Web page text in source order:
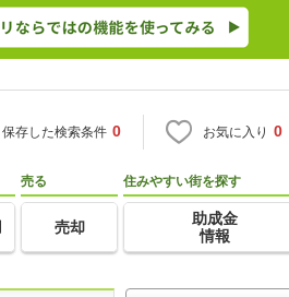
保存した検索条件 0 お気に入り 0
売る
売却
住みやすい街を探す
助成金
情報